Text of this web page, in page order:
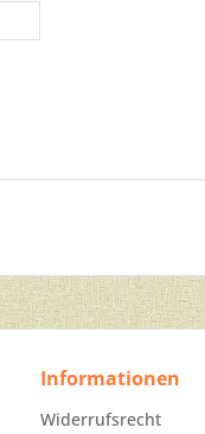
Informationen
Widerrufsrecht